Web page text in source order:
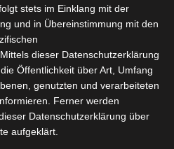
-11:00
– In diesem Webinar
OctoGate Vertrieb mit den
Themen wie
stets im Einklang mit der
und in Übereinstimmung mit den
dieser Datenschutzerklärung
Öffentlichkeit über Art, Umfang
genutzten und verarbeiteten
Ferner werden
Datenschutzerklärung über
aufgeklärt.